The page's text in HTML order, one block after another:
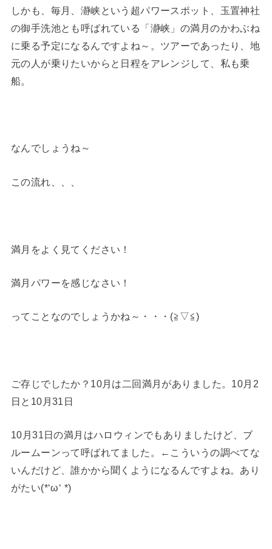
しかも、毎月、瀞峡という超パワースポット、玉置神社
の御手洗池とも呼ばれている「瀞峡」の満月のかわぶね
に乗る予定になるんですよね～。ツアーであったり、地
元の人が乗りたいからと日程をアレンジして、私も乗
船。
なんでしょうね～
この流れ、、、
満月をよく見てください！
満月パワーを感じなさい！
ってことなのでしょうかね～・・・(≧▽≦)
ご存じでしたか？10月は二回満月がありました。10月2
日と10月31日
10月31日の満月はハロウィンでもありましたけど、ブ
ルームーンって呼ばれてました。←こういうの調べてな
いんだけど、誰かから聞くようになるんですよね。あり
がたい(*‘ω‘ *)